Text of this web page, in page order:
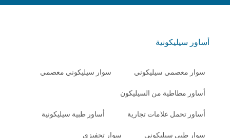
أساور سيليكونية
سوار معصمي سيليكوني سوار سيليكوني معصمي
أساور مطاطية من السيليكون
أساور تحمل علامات تجارية أساور طبية سيليكونية
سوار طبي سيليكوني سوار تحفيزي